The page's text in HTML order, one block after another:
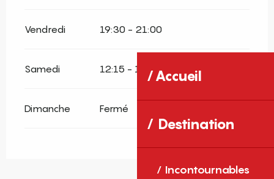
Accueil
Destination
Incontournables
Vendredi 19:30 - 21:00
Samedi 12:15 - 13:00 19:30 - 21:00
Dimanche Fermé